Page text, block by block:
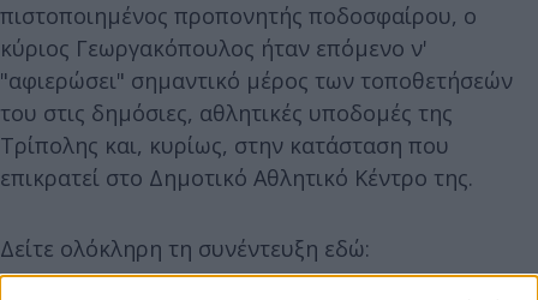
πιστοποιημένος προπονητής ποδοσφαίρου, ο
κύριος Γεωργακόπουλος ήταν επόμενο ν'
"αφιερώσει" σημαντικό μέρος των τοποθετήσεών
του στις δημόσιες, αθλητικές υποδομές της
Τρίπολης και, κυρίως, στην κατάσταση που
επικρατεί στο Δημοτικό Αθλητικό Κέντρο της.
Δείτε ολόκληρη τη συνέντευξη εδώ: